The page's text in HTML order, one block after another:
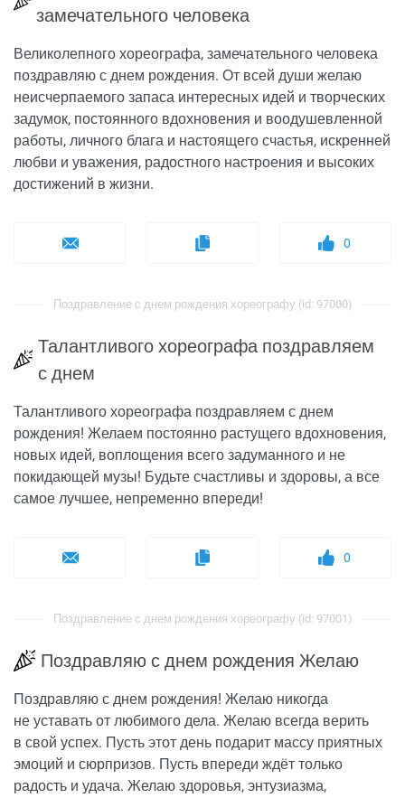
замечательного человека
Великолепного хореографа, замечательного человека
поздравляю с днем рождения. От всей души желаю
неисчерпаемого запаса интересных идей и творческих
задумок, постоянного вдохновения и воодушевленной
работы, личного блага и настоящего счастья, искренней
любви и уважения, радостного настроения и высоких
достижений в жизни.
0
Поздравление с днем рождения хореографу (id: 97000)
Талантливого хореографа поздравляем
с днем
Талантливого хореографа поздравляем с днем
рождения! Желаем постоянно растущего вдохновения,
новых идей, воплощения всего задуманного и не
покидающей музы! Будьте счастливы и здоровы, а все
самое лучшее, непременно впереди!
0
Поздравление с днем рождения хореографу (id: 97001)
Поздравляю с днем рождения Желаю
Поздравляю с днем рождения! Желаю никогда
не уставать от любимого дела. Желаю всегда верить
в свой успех. Пусть этот день подарит массу приятных
эмоций и сюрпризов. Пусть впереди ждёт только
радость и удача. Желаю здоровья, энтузиазма,